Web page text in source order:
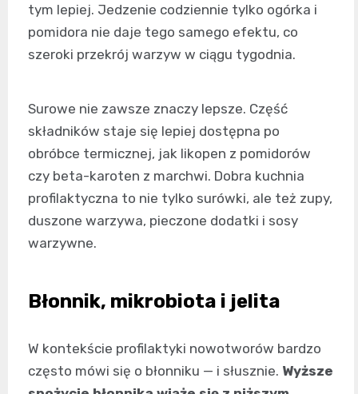
tym lepiej. Jedzenie codziennie tylko ogórka i
pomidora nie daje tego samego efektu, co
szeroki przekrój warzyw w ciągu tygodnia.
Surowe nie zawsze znaczy lepsze. Część
składników staje się lepiej dostępna po
obróbce termicznej, jak likopen z pomidorów
czy beta-karoten z marchwi. Dobra kuchnia
profilaktyczna to nie tylko surówki, ale też zupy,
duszone warzywa, pieczone dodatki i sosy
warzywne.
Błonnik, mikrobiota i jelita
W kontekście profilaktyki nowotworów bardzo
często mówi się o błonniku — i słusznie. Wyższe